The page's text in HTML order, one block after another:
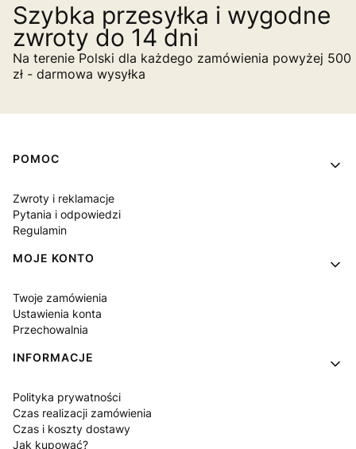
Szybka przesyłka i wygodne
zwroty do 14 dni
Na terenie Polski dla każdego zamówienia powyżej 500
zł - darmowa wysyłka
Linki w stopce
POMOC
Zwroty i reklamacje
Pytania i odpowiedzi
Regulamin
MOJE KONTO
Twoje zamówienia
Ustawienia konta
Przechowalnia
INFORMACJE
Polityka prywatności
Czas realizacji zamówienia
Czas i koszty dostawy
Jak kupować?